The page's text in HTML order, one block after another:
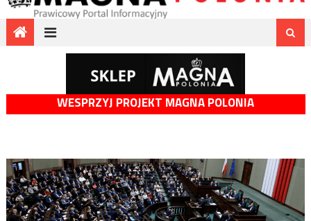
WESPRZYJ PROJEKT MAGNA POLONIA